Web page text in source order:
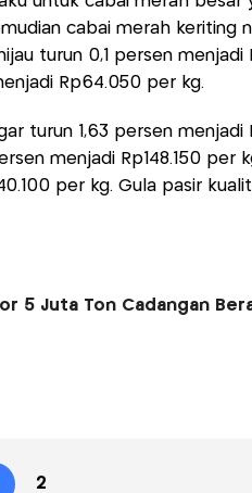
cabai merah keriting
turun 0,1 persen
Rp64.050 per kg.
turun 1,63 persen
menjadi Rp148.150 per
per kg. Gula pasir
5 Juta Ton Cadangan
2